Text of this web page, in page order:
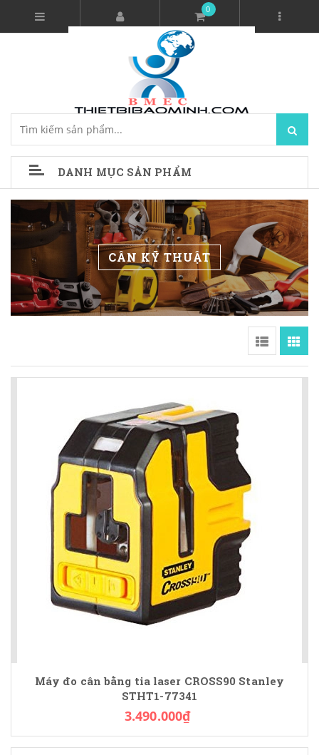
0
DANH MỤC SẢN PHẨM
CÂN KỸ THUẬT
Máy đo cân bằng tia laser CROSS90 Stanley
STHT1-77341
3.490.000₫